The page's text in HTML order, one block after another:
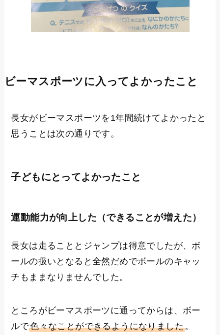
ビーマスポーツに入ってよかったこと
長女がビーマスポーツを1年間続けてよかったと
思うことは次の通りです。
子どもにとってよかったこと
運動能力が向上した（できることが増えた）
長女は走ることとジャンプは得意でしたが、ボ
ールの扱いとなると全然だめでボールのキャッ
チもままなりませんでした。
ところがビーマスポーツに通ってからは、ボー
ルで色々なことができるようになりました。